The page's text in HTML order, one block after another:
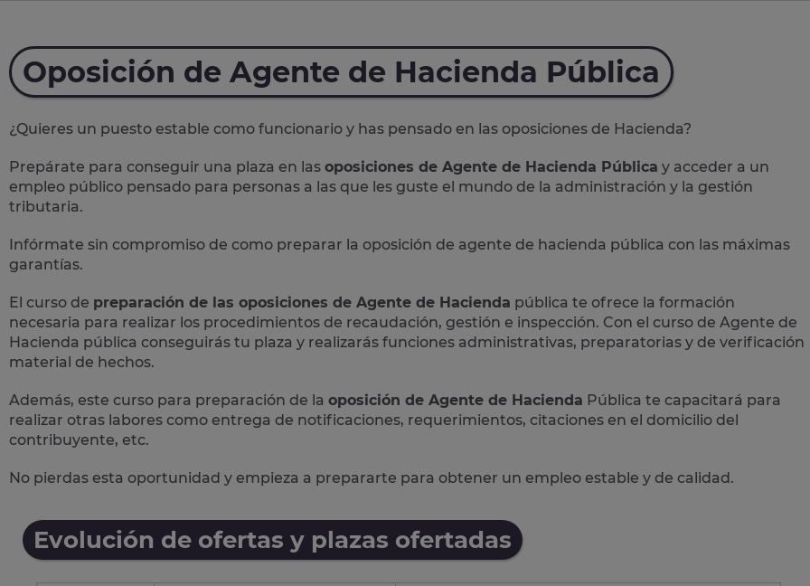
Oposición de Agente de Hacienda Pública
¿Quieres un puesto estable como funcionario y has pensado en las oposiciones de Hacienda?
Prepárate para conseguir una plaza en las oposiciones de Agente de Hacienda Pública y acceder a un
empleo público pensado para personas a las que les guste el mundo de la administración y la gestión
tributaria.
Infórmate sin compromiso de como preparar la oposición de agente de hacienda pública con las máximas
garantías.
El curso de preparación de las oposiciones de Agente de Hacienda pública te ofrece la formación
necesaria para realizar los procedimientos de recaudación, gestión e inspección. Con el curso de Agente de
Hacienda pública conseguirás tu plaza y realizarás funciones administrativas, preparatorias y de verificación
material de hechos.
Además, este curso para preparación de la oposición de Agente de Hacienda Pública te capacitará para
realizar otras labores como entrega de notificaciones, requerimientos, citaciones en el domicilio del
contribuyente, etc.
No pierdas esta oportunidad y empieza a prepararte para obtener un empleo estable y de calidad.
Evolución de ofertas y plazas ofertadas